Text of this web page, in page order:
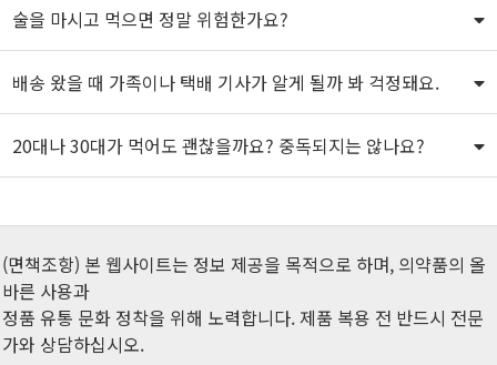
술을 마시고 먹으면 정말 위험한가요?
배송 왔을 때 가족이나 택배 기사가 알게 될까 봐 걱정돼요.
20대나 30대가 먹어도 괜찮을까요? 중독되지는 않나요?
(면책조항) 본 웹사이트는 정보 제공을 목적으로 하며, 의약품의 올
바른 사용과
정품 유통 문화 정착을 위해 노력합니다. 제품 복용 전 반드시 전문
가와 상담하십시오.